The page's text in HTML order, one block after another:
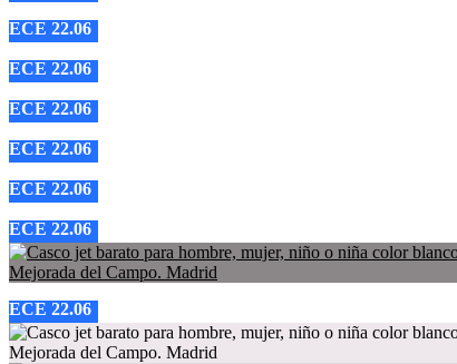
ECE 22.06
ECE 22.06
ECE 22.06
ECE 22.06
ECE 22.06
ECE 22.06
ECE 22.06